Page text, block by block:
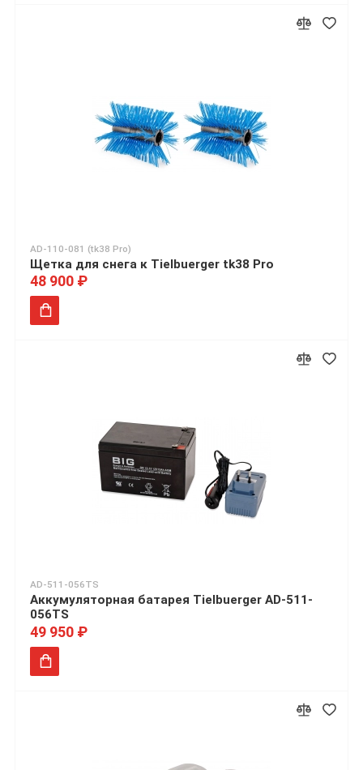
AD-110-081 (tk38 Pro)
Щетка для снега к Tielbuerger tk38 Pro
48 900 ₽
AD-511-056TS
Аккумуляторная батарея Tielbuerger AD-511-
056TS
49 950 ₽